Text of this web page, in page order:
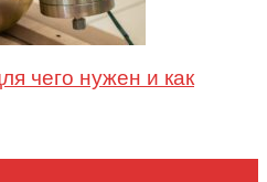
чего нужен и как